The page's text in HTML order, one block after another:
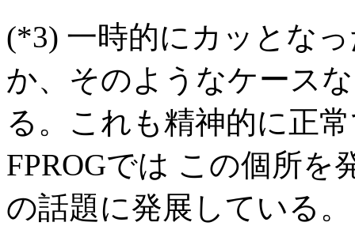
(*3) 一時的にカッとな
か、そのようなケース
る。これも精神的に正
FPROGでは この個所を
の話題に発展している。